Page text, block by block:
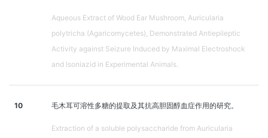
Aqueous Extract of Wood Ear Mushroom, Auricularia
polytricha (Agaricomycetes), Demonstrated Antiepileptic
Activity against Seizure Induced by Maximal Electroshock
and Isoniazid in Experimental Animals.
10 毛木耳可溶性多糖的提取及其抗高胆固醇血症作用的研究。
Extraction of a soluble polysaccharide from Auricularia